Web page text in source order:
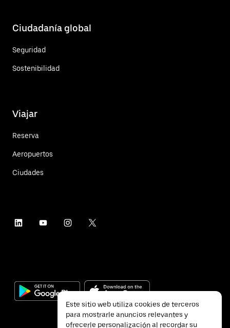
Ciudadanía global
Seguridad
Sostenibilidad
Viajar
Reserva
Aeropuertos
Ciudades
Este sitio web utiliza cookies de terceros
para mostrarle anuncios relevantes y
ofrecerle personalización al recordar su